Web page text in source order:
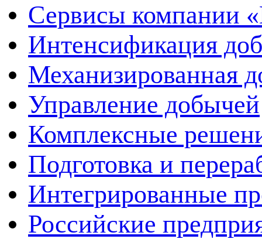
Сервисы компании
Интенсификация
Механизированная
Управление добычей
Комплексные
Подготовка и
Интегрированные
Российские